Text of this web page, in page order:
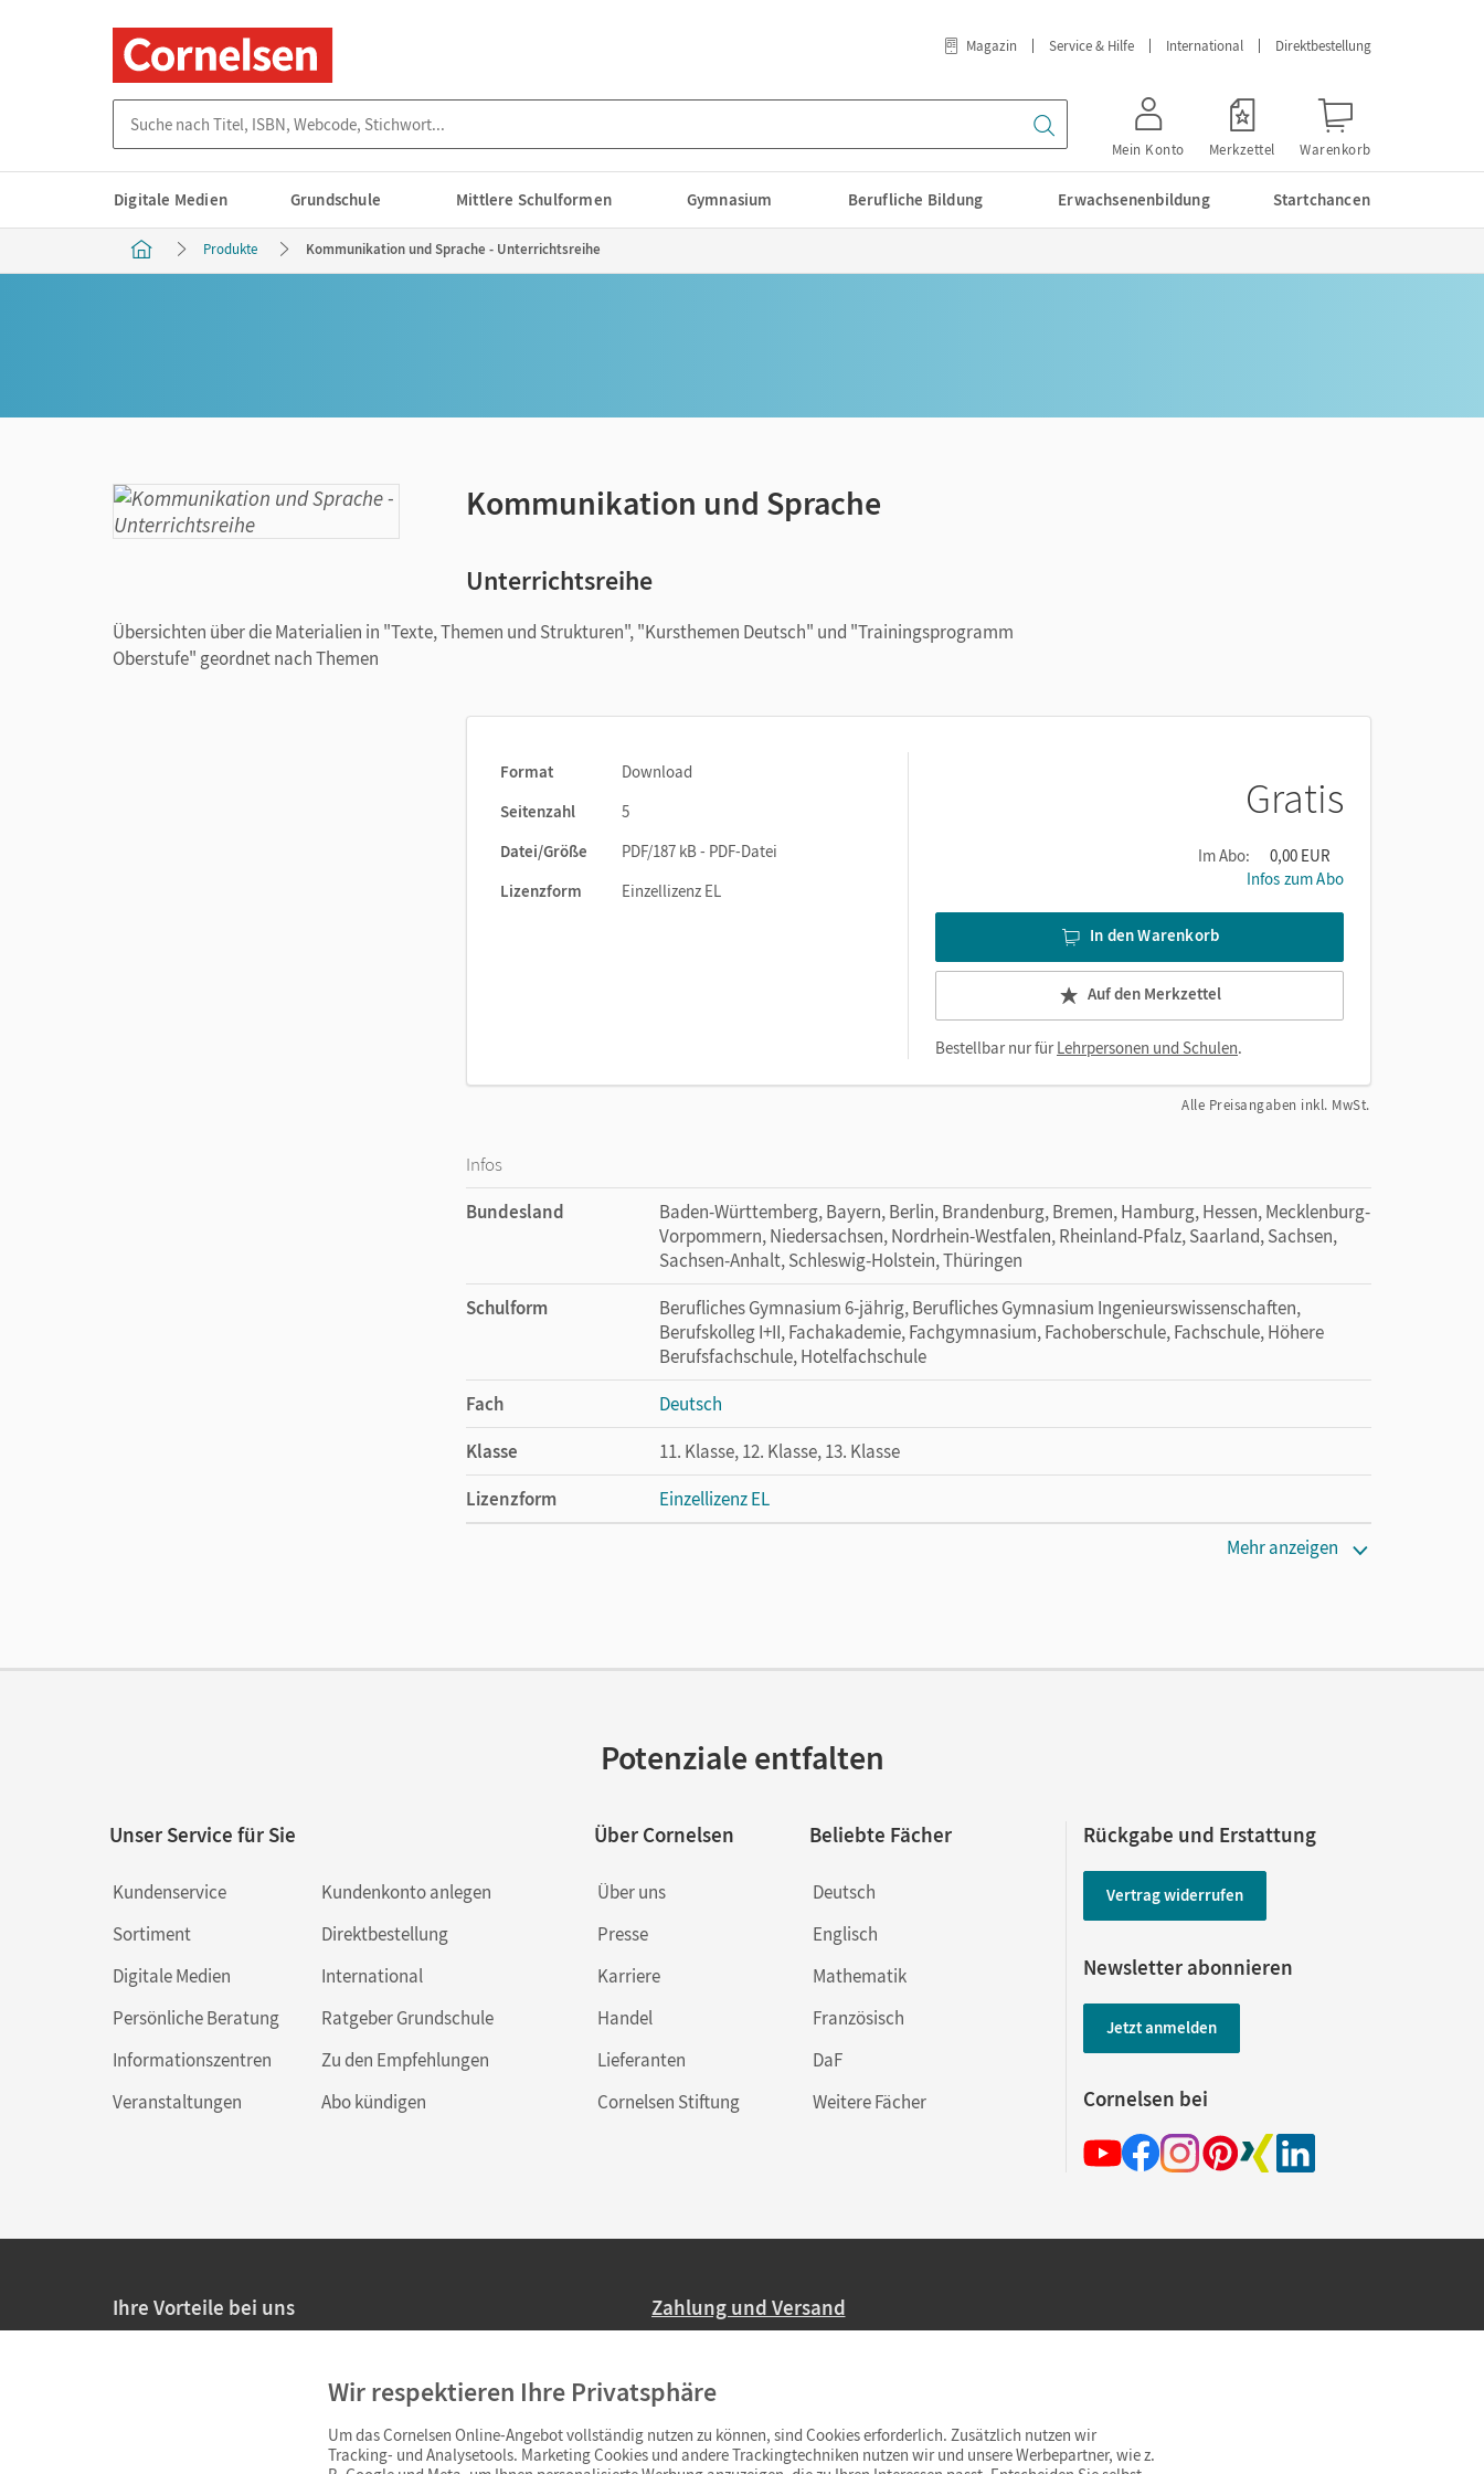
Magazin Service & Hilfe International Direktbestellung
Mein Konto Merkzettel Warenkorb
Digitale Medien Grundschule Mittlere Schulformen Gymnasium Berufliche Bildung Erwachsenenbildung Startchancen
Produkte Kommunikation und Sprache - Unterrichtsreihe
Kommunikation und Sprache
Unterrichtsreihe
Übersichten über die Materialien in "Texte, Themen und Strukturen", "Kursthemen Deutsch" und "Trainingsprogramm
Oberstufe" geordnet nach Themen
Format
Download
Seitenzahl
5
Datei/Größe
PDF/187 kB - PDF-Datei
Lizenzform
Einzellizenz EL
Gratis
Im Abo:
0,00 EUR
Infos zum Abo
In den Warenkorb
Auf den Merkzettel
Bestellbar nur fürLehrpersonen und Schulen.
Alle Preisangaben inkl. MwSt.
Infos
Bundesland
Baden-Württemberg, Bayern, Berlin, Brandenburg, Bremen, Hamburg, Hessen, Mecklenburg-
Vorpommern, Niedersachsen, Nordrhein-Westfalen, Rheinland-Pfalz, Saarland, Sachsen,
Sachsen-Anhalt, Schleswig-Holstein, Thüringen
Schulform
Berufliches Gymnasium 6-jährig, Berufliches Gymnasium Ingenieurswissenschaften,
Berufskolleg I+II, Fachakademie, Fachgymnasium, Fachoberschule, Fachschule, Höhere
Berufsfachschule, Hotelfachschule
Fach
Deutsch
Klasse
11. Klasse, 12. Klasse, 13. Klasse
Lizenzform
Einzellizenz EL
Mehr anzeigen
Potenziale entfalten
Unser Service für Sie
Kundenservice
Sortiment
Digitale Medien
Persönliche Beratung
Informationszentren
Veranstaltungen
Kundenkonto anlegen
Direktbestellung
International
Ratgeber Grundschule
Zu den Empfehlungen
Abo kündigen
Über Cornelsen
Über uns
Presse
Karriere
Handel
Lieferanten
Cornelsen Stiftung
Beliebte Fächer
Deutsch
Englisch
Mathematik
Französisch
DaF
Weitere Fächer
Rückgabe und Erstattung
Vertrag widerrufen
Newsletter abonnieren
Jetzt anmelden
Cornelsen bei
Ihre Vorteile bei uns
Persönliche Angebote für Lehrkräfte
Sicheres Einkaufen mit SSL-Verschlüsselung
Zahlung und Versand
Ab 59,– EUR Bestellwert liefern wir versandkostenfrei innerhalb Deutschlands
(Lieferung in 3–6 Tagen).
Wir respektieren Ihre Privatsphäre
Um das Cornelsen Online-Angebot vollständig nutzen zu können, sind Cookies erforderlich. Zusätzlich nutzen wir
Tracking- und Analysetools. Marketing Cookies und andere Trackingtechniken nutzen wir und unsere Werbepartner, wie z.